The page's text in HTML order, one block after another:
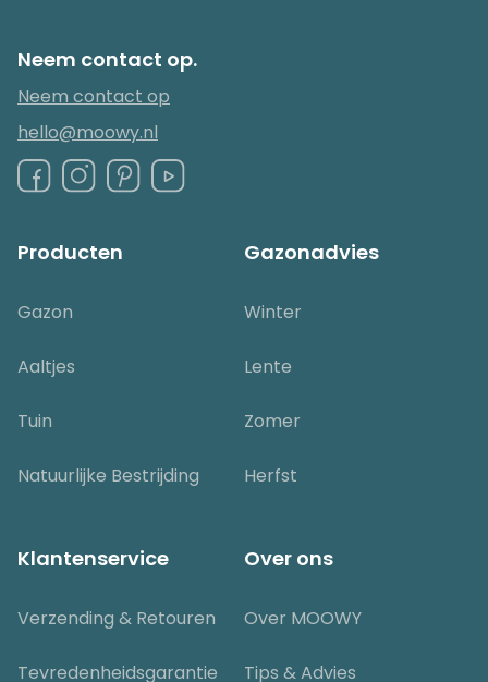
Neem contact op.
Neem contact op
hello@moowy.nl
Producten
Gazon
Aaltjes
Tuin
Natuurlijke Bestrijding
Gazonadvies
Winter
Lente
Zomer
Herfst
Klantenservice
Verzending & Retouren
Tevredenheidsgarantie
Over ons
Over MOOWY
Tips & Advies